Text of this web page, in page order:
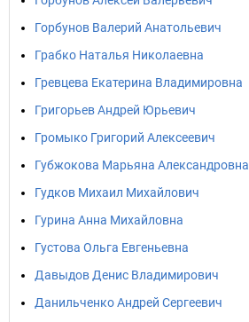
Горбунов Валерий Анатольевич
Грабко Наталья Николаевна
Гревцева Екатерина Владимировна
Григорьев Андрей Юрьевич
Громыко Григорий Алексеевич
Губжокова Марьяна Александровна
Гудков Михаил Михайлович
Гурина Анна Михайловна
Густова Ольга Евгеньевна
Давыдов Денис Владимирович
Данильченко Андрей Сергеевич